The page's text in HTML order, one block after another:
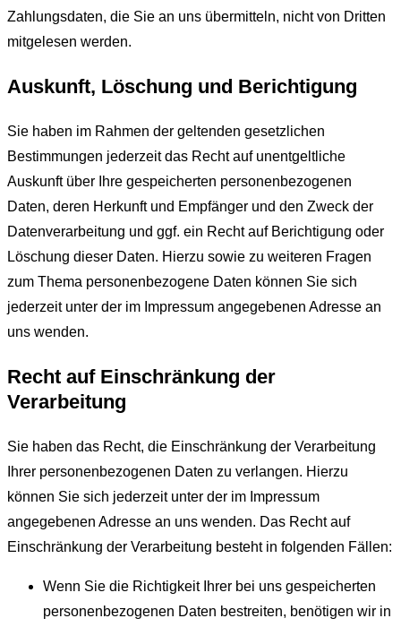
Zahlungsdaten, die Sie an uns übermitteln, nicht von Dritten
mitgelesen werden.
Auskunft, Löschung und Berichtigung
Sie haben im Rahmen der geltenden gesetzlichen
Bestimmungen jederzeit das Recht auf unentgeltliche
Auskunft über Ihre gespeicherten personenbezogenen
Daten, deren Herkunft und Empfänger und den Zweck der
Datenverarbeitung und ggf. ein Recht auf Berichtigung oder
Löschung dieser Daten. Hierzu sowie zu weiteren Fragen
zum Thema personenbezogene Daten können Sie sich
jederzeit unter der im Impressum angegebenen Adresse an
uns wenden.
Recht auf Einschränkung der
Verarbeitung
Sie haben das Recht, die Einschränkung der Verarbeitung
Ihrer personenbezogenen Daten zu verlangen. Hierzu
können Sie sich jederzeit unter der im Impressum
angegebenen Adresse an uns wenden. Das Recht auf
Einschränkung der Verarbeitung besteht in folgenden Fällen:
Wenn Sie die Richtigkeit Ihrer bei uns gespeicherten
personenbezogenen Daten bestreiten, benötigen wir in